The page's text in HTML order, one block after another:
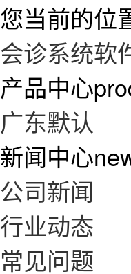
您当前的位
会诊系统软
产品中心
广东默认
新闻中心
公司新闻
行业动态
常见问题